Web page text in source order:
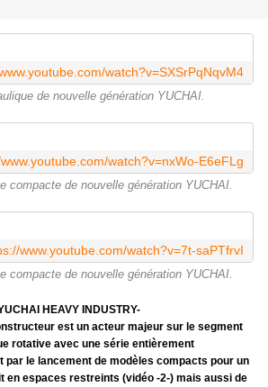
watch?v=SXSrPqNqvM4
de nouvelle génération YUCHAI.
watch?v=nxWo-E6eFLg
compacte de nouvelle génération YUCHAI.
www.youtube.com/watch?v=7t-saPTfrvI
compacte de nouvelle génération YUCHAI.
HEAVY INDUSTRY-
est un acteur majeur sur le segment
rotative avec une série entièrement
par le lancement de modèles compacts pour un
en espaces restreints (vidéo -2-) mais aussi de